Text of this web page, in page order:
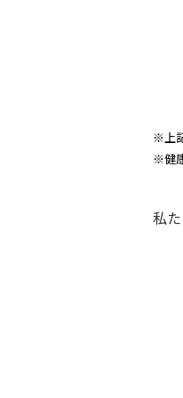
※上
※健
私